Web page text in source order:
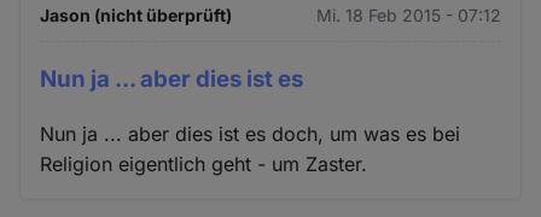
Jason (nicht überprüft) Mi. 18 Feb 2015 - 07:12
Nun ja ... aber dies ist es
Nun ja ... aber dies ist es doch, um was es bei
Religion eigentlich geht - um Zaster.